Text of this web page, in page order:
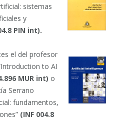
sistemas
y
PIN int).
el del profesor
to AI
MUR int) o
Serrano
fundamentos,
(INF 004.8